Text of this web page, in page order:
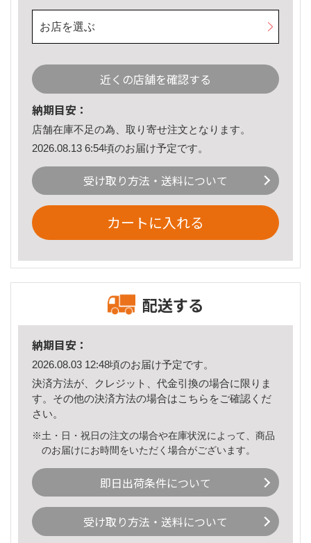
お店を選ぶ
近くの店舗を確認する
納期目安：
店舗在庫不足の為、取り寄せ注文となります。
2026.08.13 6:54頃のお届け予定です。
受け取り方法・送料について
カートに入れる
配送する
納期目安：
2026.08.03 12:48頃のお届け予定です。
決済方法が、クレジット、代金引換の場合に限りま
す。その他の決済方法の場合はこちら をご確認くだ
さい。
※土・日・祝日の注文の場合や在庫状況によって、商品
のお届けにお時間をいただく場合がございます。
即日出荷条件について
受け取り方法・送料について